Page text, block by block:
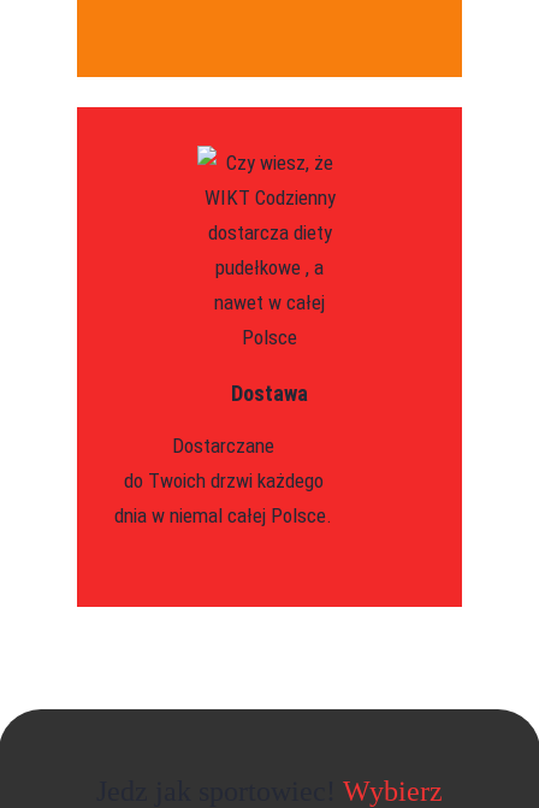
Dostawa
Dostarczane
do Twoich drzwi każdego
dnia w niemal całej Polsce.
Wybierz